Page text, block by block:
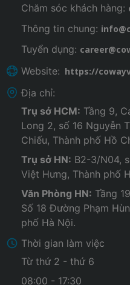
Chăm sóc khách hàng:
Thông tin chung:
Tuyển dụng:
Website: https://
Địa chỉ:
Trụ sở HCM: Tầng 9,
Long 2, số 16 Nguyễn
Chiếu, Thành phố Hồ
Trụ sở HN: B2-3/N04,
Việt Hưng, Thành phố
Văn Phòng HN: Tầng
Số 18 Đường Phạm
phố Hà Nội.
Thời gian làm việc
Từ thứ 2 - thứ 6
08:00 - 17:30